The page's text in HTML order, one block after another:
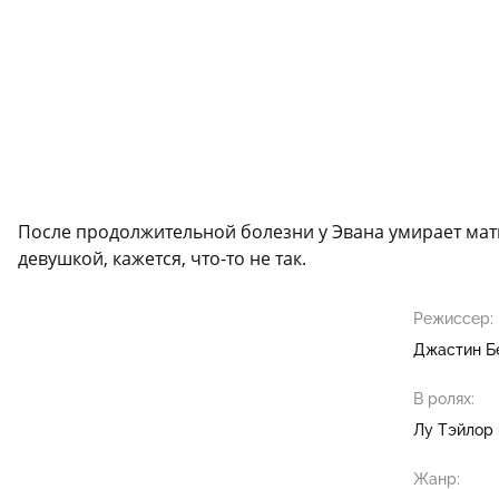
После продолжительной болезни у Эвана умирает
девушкой, кажется, что-то не так.
Режиссер:
Джастин
В ролях:
Лу Тэйлор
Жанр: